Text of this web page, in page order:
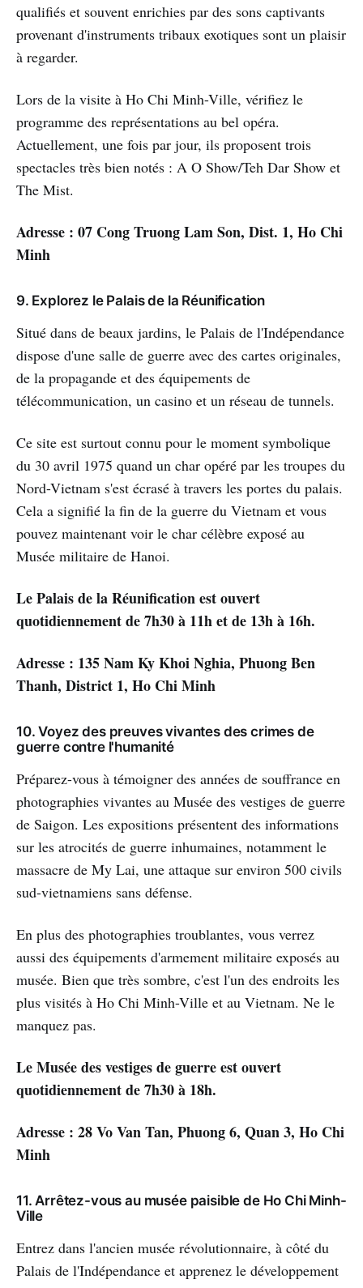
qualifiés et souvent enrichies par des sons captivants
provenant d'instruments tribaux exotiques sont un plaisir
à regarder.
Lors de la visite à Ho Chi Minh-Ville, vérifiez le
programme des représentations au bel opéra.
Actuellement, une fois par jour, ils proposent trois
spectacles très bien notés : A O Show/Teh Dar Show et
The Mist.
Adresse : 07 Cong Truong Lam Son, Dist. 1, Ho Chi
Minh
9. Explorez le Palais de la Réunification
Situé dans de beaux jardins, le Palais de l'Indépendance
dispose d'une salle de guerre avec des cartes originales,
de la propagande et des équipements de
télécommunication, un casino et un réseau de tunnels.
Ce site est surtout connu pour le moment symbolique
du 30 avril 1975 quand un char opéré par les troupes du
Nord-Vietnam s'est écrasé à travers les portes du palais.
Cela a signifié la fin de la guerre du Vietnam et vous
pouvez maintenant voir le char célèbre exposé au
Musée militaire de Hanoi.
Le Palais de la Réunification est ouvert
quotidiennement de 7h30 à 11h et de 13h à 16h.
Adresse : 135 Nam Ky Khoi Nghia, Phuong Ben
Thanh, District 1, Ho Chi Minh
10. Voyez des preuves vivantes des crimes de
guerre contre l'humanité
Préparez-vous à témoigner des années de souffrance en
photographies vivantes au Musée des vestiges de guerre
de Saigon. Les expositions présentent des informations
sur les atrocités de guerre inhumaines, notamment le
massacre de My Lai, une attaque sur environ 500 civils
sud-vietnamiens sans défense.
En plus des photographies troublantes, vous verrez
aussi des équipements d'armement militaire exposés au
musée. Bien que très sombre, c'est l'un des endroits les
plus visités à Ho Chi Minh-Ville et au Vietnam. Ne le
manquez pas.
Le Musée des vestiges de guerre est ouvert
quotidiennement de 7h30 à 18h.
Adresse : 28 Vo Van Tan, Phuong 6, Quan 3, Ho Chi
Minh
11. Arrêtez-vous au musée paisible de Ho Chi Minh-
Ville
Entrez dans l'ancien musée révolutionnaire, à côté du
Palais de l'Indépendance et apprenez le développement